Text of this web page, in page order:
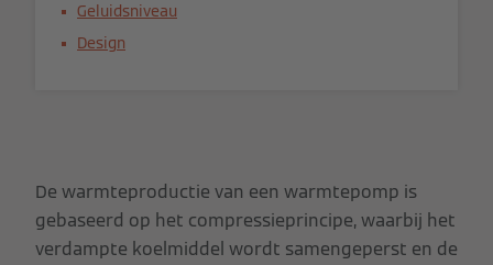
Geluidsniveau
Design
De warmteproductie van een warmtepomp is
gebaseerd op het compressieprincipe, waarbij het
verdampte koelmiddel wordt samengeperst en de